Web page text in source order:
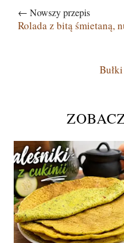
← Nowszy przepis
Rolada z bitą śmietaną,